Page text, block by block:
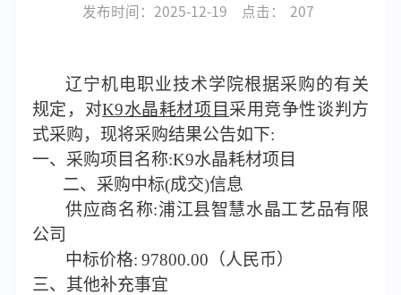
发布时间：2025-12-19
点击： 207
辽宁机电职业技术学院根据采购的有关
规定，对K9水晶耗材项目 采用竞争性谈判方
式采购，现将采购结果公告如下:
一、 采购项目名称:K9水晶耗材项目
二、采购中标(成交)信息
供应商名称:浦江县智慧水晶工艺品有限
公司
中标价格: 97800.00 （人民币）
三、其他补充事宜